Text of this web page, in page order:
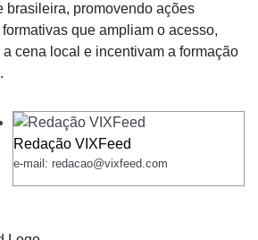
brasileira, promovendo ações
que ampliam o acesso,
a cena local e incentivam a formação
Redação VIXFeed
e-mail: redacao@vixfeed.com